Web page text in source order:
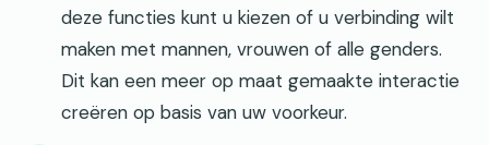
deze functies kunt u kiezen of u verbinding wilt
maken met mannen, vrouwen of alle genders.
Dit kan een meer op maat gemaakte interactie
creëren op basis van uw voorkeur.